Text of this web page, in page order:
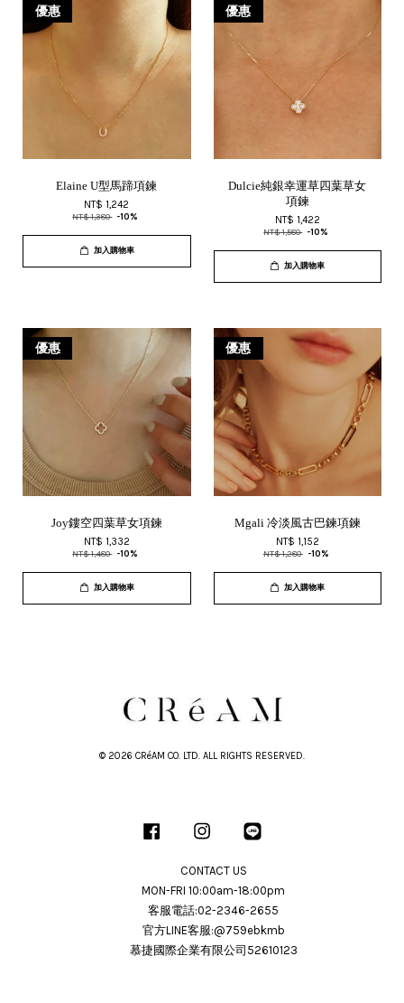
優惠
Elaine U型馬蹄項鍊
NT$ 1,242
NT$ 1,380 -10%
加入購物車
優惠
Dulcie純銀幸運草四葉草女
項鍊
NT$ 1,422
NT$ 1,580 -10%
加入購物車
優惠
Joy鏤空四葉草女項鍊
NT$ 1,332
NT$ 1,480 -10%
加入購物車
優惠
Mgali 冷淡風古巴鍊項鍊
NT$ 1,152
NT$ 1,280 -10%
加入購物車
© 2026 CRéAM CO. LTD. ALL RIGHTS RESERVED.
Facebook Instagram
CONTACT US
MON-FRI 10:00am-18:00pm
客服電話:02-2346-2655
官方LINE客服:@759ebkmb
慕捷國際企業有限公司52610123